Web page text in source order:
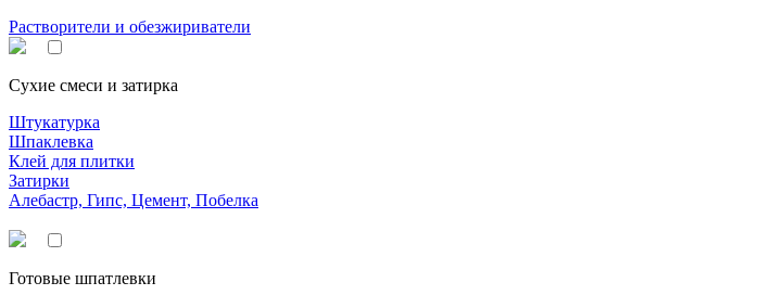
Растворители и обезжириватели
Сухие смеси и затирка
Штукатурка
Шпаклевка
Клей для плитки
Затирки
Алебастр, Гипс, Цемент, Побелка
Готовые шпатлевки